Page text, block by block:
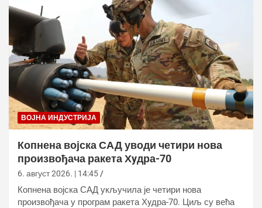
ВОЈНА ИНДУСТРИЈА
Копнена војска САД уводи четири нова
произвођача ракета Хyдра-70
6. август 2026. | 14:45
Копнена војска САД укључила је четири нова
произвођача у програм ракета Хyдра-70. Циљ су већа